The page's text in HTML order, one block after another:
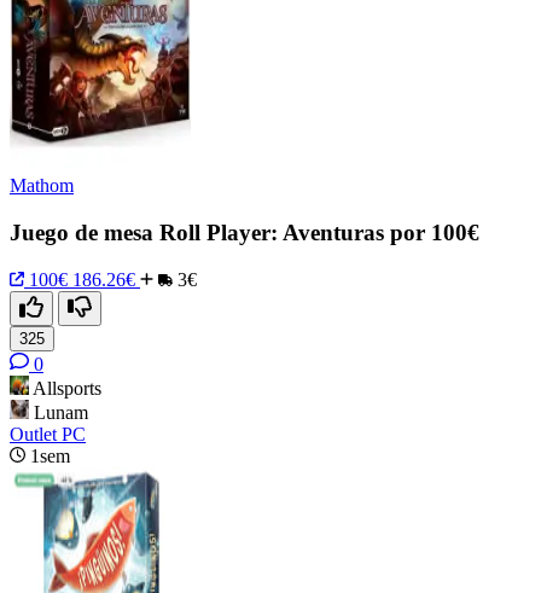
Mathom
Juego de mesa Roll Player: Aventuras por 100€
100€ 186.26€ 3€
325
0
Allsports
Lunam
Outlet PC
1sem